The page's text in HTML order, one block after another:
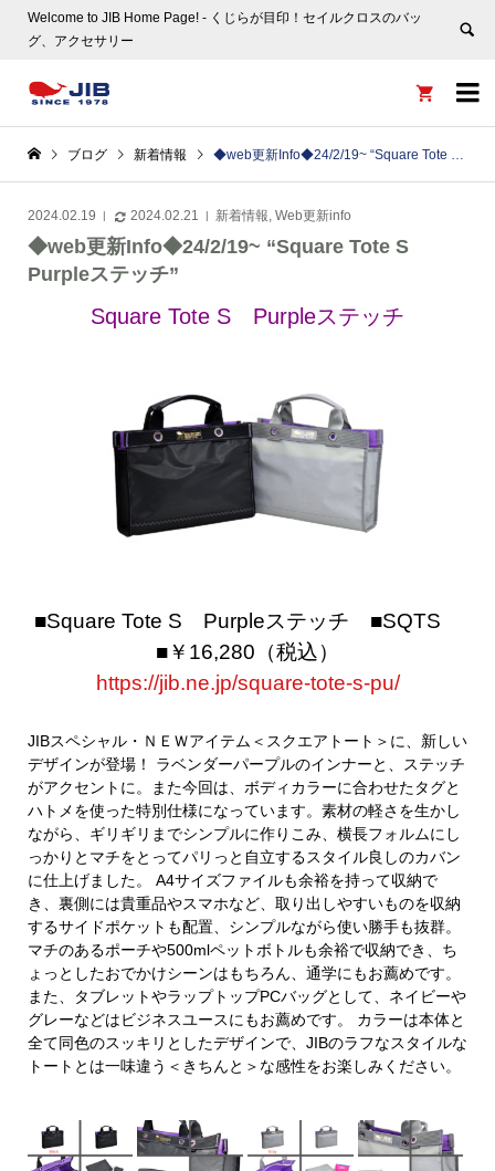
Welcome to JIB Home Page! ‐ くじらが目印！セイルクロスのバッ
グ、アクセサリー


ブログ 新着情報 ◆web更新Info◆24/2/19~ “Square Tote S Purpleステッチ”
2024.02.19 2024.02.21 新着情報, Web更新info
◆web更新Info◆24/2/19~ “Square Tote S
Purpleステッチ”
Square Tote S Purpleステッチ
■Square Tote S Purpleステッチ ■SQTS
■￥16,280（税込）
https://jib.ne.jp/square-tote-s-pu/
JIBスペシャル・ＮＥＷアイテム＜スクエアトート＞ に、新しい
デザインが登場！ ラベンダーパープルのインナーと、ステッチ
がアクセントに。また今回は、ボディカラーに合わせたタグと
ハトメを使った特別仕様になっています。 素材の軽さを生かし
ながら、ギリギリまでシンプルに作りこみ、横長フォルムにし
っかりとマチをとってパリっと自立するスタイル良しのカバン
に仕上げました。 A4サイズファイルも余裕を持って収納で
き、裏側には貴重品やスマホなど、取り出しやすいものを収納
するサイドポケットも配置、シンプルながら使い勝手も抜群。
マチのあるポーチや500mlペットボトルも余裕で収納でき、ち
ょっとしたおでかけシーンはもちろん、通学にもお薦めです。
また、タブレットやラップトップPCバッグとして、ネイビーや
グレーなどはビジネスユースにもお薦めです。 カラーは本体と
全て同色のスッキリとしたデザインで、JIBのラフなスタイルな
トートとは一味違う＜きちんと＞な感性をお楽しみください。